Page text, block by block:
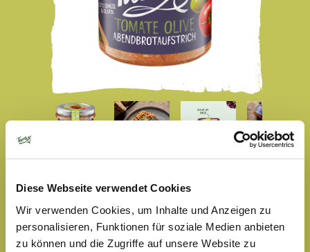
Diese Webseite verwendet Cookies
Wir verwenden Cookies, um Inhalte und Anzeigen zu
personalisieren, Funktionen für soziale Medien anbieten
zu können und die Zugriffe auf unsere Website zu
TOMATE OLIVE
135 gramm